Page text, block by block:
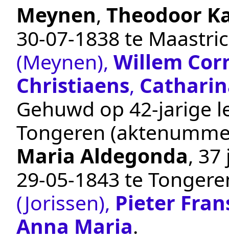
Meynen, Theodoor
30‑07‑1838 te
(Meynen), Willem
Christiaens,
Gehuwd op 42-jarige
Tongeren
Maria Aldegonda,
29‑05‑1843 te
(Jorissen), Pieter
Anna Maria.